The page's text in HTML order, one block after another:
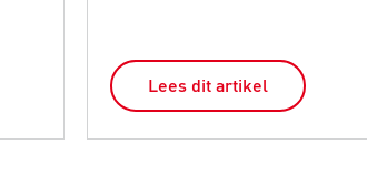
Lees dit artikel